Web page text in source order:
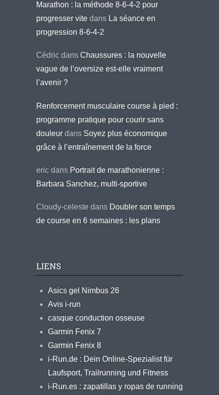
Marathon : la méthode 8-6-4-2 pour
progresser vite dans La séance en
progression 8-6-4-2
Cédric dans Chaussures : la nouvelle
vague de l’oversize est-elle vraiment
l’avenir ?
Renforcement musculaire course à pied :
programme pratique pour courir sans
douleur dans Soyez plus économique
grâce à l’entraînement de la force
eric dans Portrait de marathonienne :
Barbara Sanchez, multi-sportive
Cloudy-celeste dans Doubler son temps
de course en 6 semaines : les plans
LIENS
Asics gel Nimbus 26
Avis i-run
casque conduction osseuse
Garmin Fenix 7
Garmin Fenix 8
i-Run.de : Dein Online-Spezialist für
Laufsport, Trailrunning und Fitness
i-Run.es : zapatillas y ropas de running